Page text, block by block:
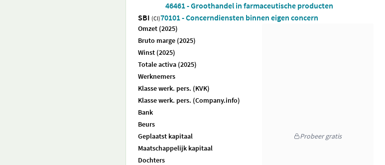
46461 - Groothandel in farmaceutische producten
SBI (CI)70101 - Concerndiensten binnen eigen concern
Omzet (2025)
Bruto marge (2025)
Winst (2025)
Totale activa (2025)
Werknemers
Klasse werk. pers. (KVK)
Klasse werk. pers. (Company.info)
Bank
Beurs
Geplaatst kapitaal
Maatschappelijk kapitaal
Dochters
Probeer gratis